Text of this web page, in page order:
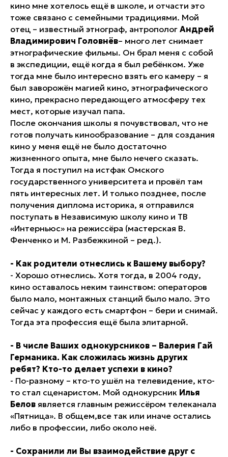
кино мне хотелось ещё в школе, и отчасти это
тоже связано с семейными традициями. Мой
отец – известный этнограф, антрополог Андрей
Владимирович Головнёв– много лет снимает
этнографические фильмы. Он брал меня с собой
в экспедиции, ещё когда я был ребёнком. Уже
тогда мне было интересно взять его камеру – я
был заворожён магией кино, этнографического
кино, прекрасно передающего атмосферу тех
мест, которые изучал папа.
После окончания школы я почувствовал, что не
готов получать кинообразование – для создания
кино у меня ещё не было достаточно
жизненного опыта, мне было нечего сказать.
Тогда я поступил на истфак Омского
государственного университета и провёл там
пять интересных лет. И только позднее, после
получения диплома историка, я отправился
поступать в Независимую школу кино и ТВ
«Интерньюс» на режиссёра (мастерская В.
Фенченко и М. Разбежкиной – ред.).
- Как родители отнеслись к Вашему выбору?
- Хорошо отнеслись. Хотя тогда, в 2004 году,
кино оставалось неким таинством: операторов
было мало, монтажных станций было мало. Это
сейчас у каждого есть смартфон – бери и снимай.
Тогда эта профессия ещё была элитарной.
- В числе Ваших однокурсников – Валерия Гай
Германика. Как сложилась жизнь других
ребят? Кто-то делает успехи в кино?
- По-разному – кто-то ушёл на телевидение, кто-
то стал сценаристом. Мой однокурсник Илья
Белов является главным режиссёром телеканала
«Пятница». В общем,все так или иначе остались
либо в профессии, либо около неё.
- Сохранили ли Вы взаимодействие друг с